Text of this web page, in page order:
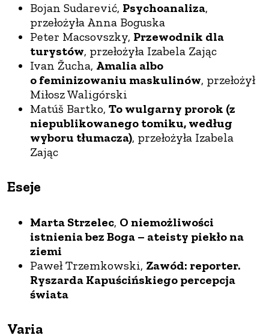
Bojan Sudarević, Psychoanaliza,
przełożyła Anna Boguska
Peter Macsovszky, Przewodnik dla
turystów, przełożyła Izabela Zając
Ivan Žucha, Amalia albo
o feminizowaniu maskulinów, przełożył
Miłosz Waligórski
Matúš Bartko, To wulgarny prorok (z
niepublikowanego tomiku, według
wyboru tłumacza), przełożyła Izabela
Zając
Eseje
Marta Strzelec, O niemożliwości
istnienia bez Boga – ateisty piekło na
ziemi
Paweł Trzemkowski, Zawód: reporter.
Ryszarda Kapuścińskiego percepcja
świata
Varia